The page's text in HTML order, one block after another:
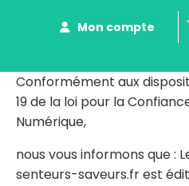
Mon compte
Conformément aux
19 de la loi pour la
Numérique,
nous vous informons que :
senteurs-saveurs.fr est